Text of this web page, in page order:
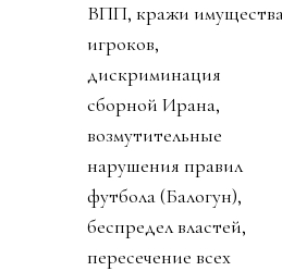
Чиновники же
приложили все силы,
чтобы все максимально
испохабить. Аресты
людей, запреты на въезд
сотрудникам команд и
лучшему арбитру
Африки, досмотры
игроков с собаками на